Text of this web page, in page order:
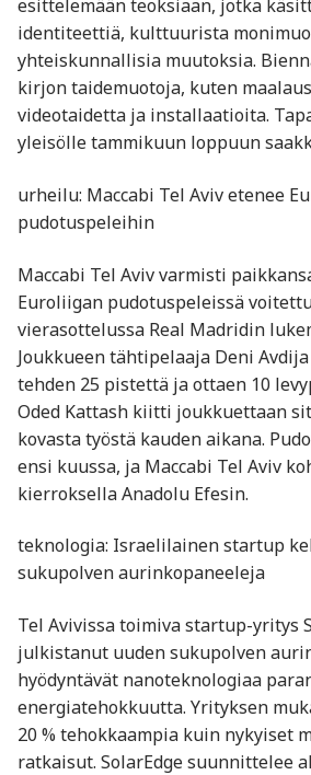
esittelemään teoksiaan, jotka
identiteettiä, kulttuurista
yhteiskunnallisia muutoksia.
kirjon taidemuotoja, kuten
videotaidetta ja installaatioita.
yleisölle tammikuun loppuun
urheilu: Maccabi Tel Aviv etenee
pudotuspeleihin
Maccabi Tel Aviv varmisti
Euroliigan pudotuspeleissä
vierasottelussa Real Madridin
Joukkueen tähtipelaaja Deni
tehden 25 pistettä ja ottaen 10
Oded Kattash kiitti joukkuettaan
kovasta työstä kauden aikana.
ensi kuussa, ja Maccabi Tel Aviv
kierroksella Anadolu Efesin.
teknologia: Israelilainen startup
sukupolven aurinkopaneeleja
Tel Avivissa toimiva startup-yritys
julkistanut uuden sukupolven
hyödyntävät nanoteknologiaa
energiatehokkuutta. Yrityksen
20 % tehokkaampia kuin nykyiset
ratkaisut. SolarEdge suunnittelee